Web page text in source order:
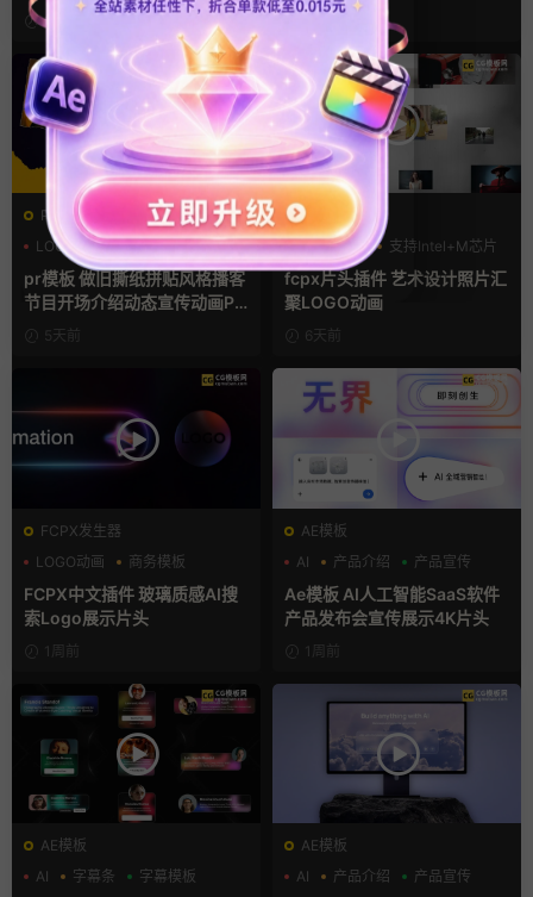
13小时前 宣传视频AE模板
PR基本图形mogrt
LOGO动画
PR基本图形
复古风
pr模板 做旧撕纸拼贴风格播客
节目开场介绍动态宣传动画PR
模版5天前
FCPX发生器
LOGO动画
支持Intel+M芯片
汇聚
fcpx片头插件 艺术设计照片汇
聚LOGO动画
6天前
FCPX发生器
LOGO动画
商务模板
支持Intel+M芯片
FCPX中文插件 玻璃质感AI搜
索Logo展示片头
1周前
AE模板
AI
产品介绍 产品宣传
Ae模板 AI人工智能SaaS软件
产品发布会宣传展示4K片头
1周前
AE模板
AI
字幕条 字幕模板
AE模板
AI
产品介绍 产品宣传